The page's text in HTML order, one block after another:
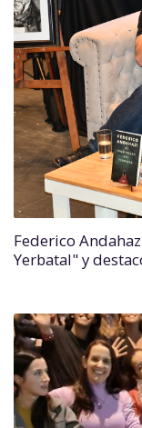
Federico
Yerbatal" y